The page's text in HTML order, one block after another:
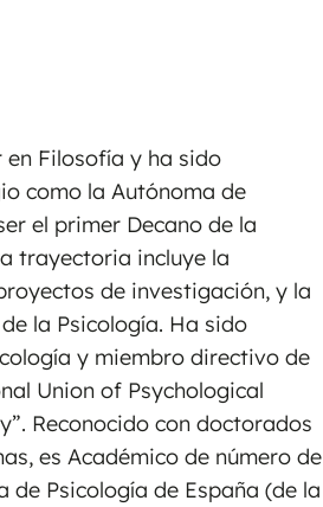
en Filosofía y ha sido
como la Autónoma de
el primer Decano de la
trayectoria incluye la
de investigación, y la
la Psicología. Ha sido
y miembro directivo de
Union of Psychological
Reconocido con doctorados
es Académico de número de
de Psicología de España (de la